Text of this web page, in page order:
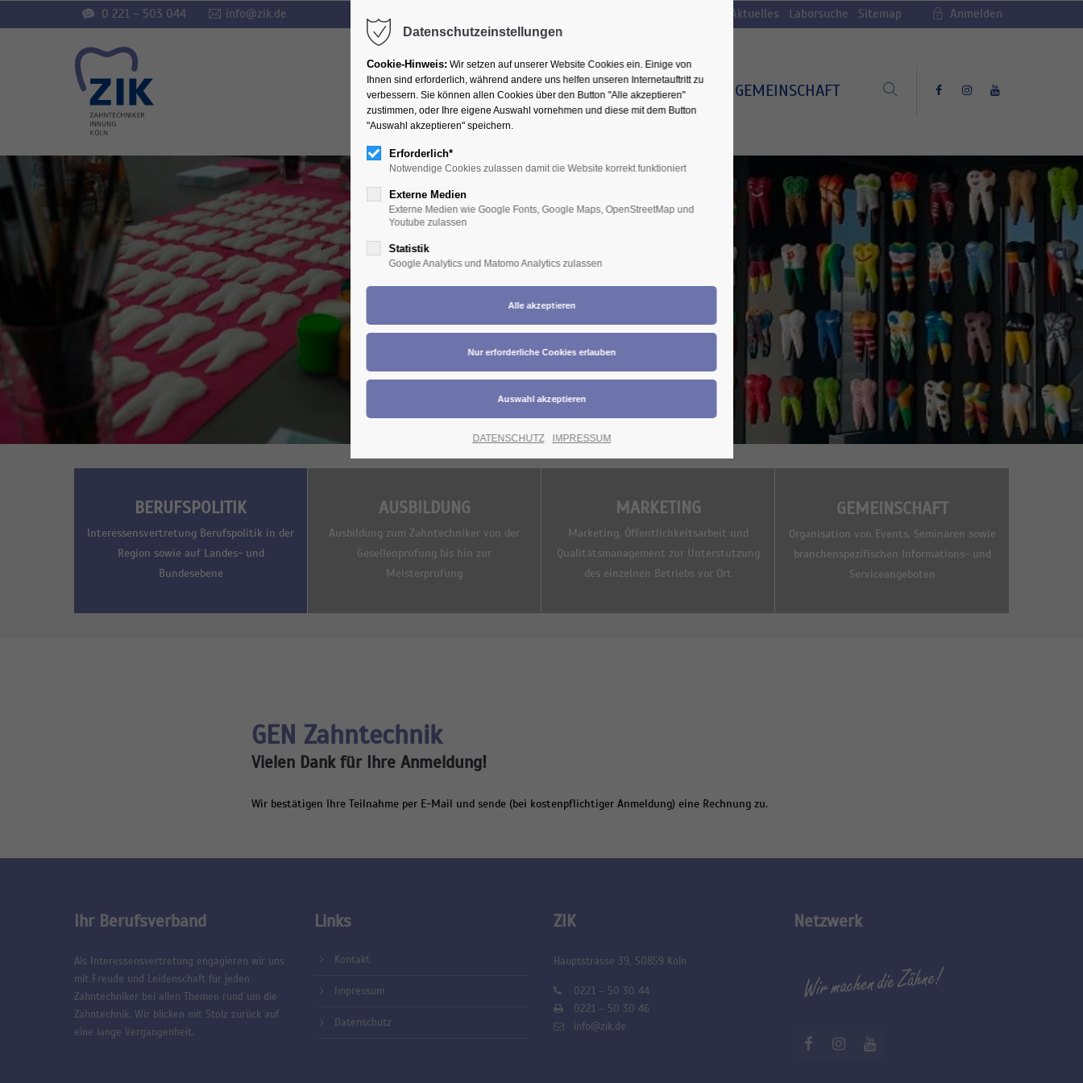
0 221 – 503 044 info@zik.de Aktuelles Laborsuche Sitemap Anmelden
BERUFSPOLITIK AUSBILDUNG MARKETING GEMEINSCHAFT
BERUFSPOLITIK
Interessensvertretung Berufspolitik in der
Region sowie auf Landes- und
Bundesebene
AUSBILDUNG
Ausbildung zum Zahntechniker von der
Gesellenprüfung bis hin zur
Meisterprüfung
MARKETING
Marketing, Öffentlichkeitsarbeit und
Qualitätsmanagement zur Unterstützung
des einzelnen Betriebs vor Ort
GEMEINSCHAFT
Organisation von Events, Seminaren sowie
branchenspezifischen Informations- und
Serviceangeboten
GEN Zahntechnik
Vielen Dank für Ihre Anmeldung!
Wir bestätigen Ihre Teilnahme per E-Mail und sende (bei kostenpflichtiger Anmeldung) eine Rechnung zu.
Ihr Berufsverband
Als Interessensvertretung engagieren wir uns
mit Freude und Leidenschaft für jeden
Zahntechniker bei allen Themen rund um die
Zahntechnik. Wir blicken mit Stolz zurück auf
eine lange Vergangenheit.
Links
Kontakt
Impressum
Datenschutz
ZIK
Hauptstrasse 39, 50859 Köln
0221 – 50 30 44
0221 – 50 30 46
info@zik.de
Netzwerk
Datenschutzeinstellungen
Cookie-Hinweis: Wir setzen auf unserer Website Cookies ein. Einige von
Ihnen sind erforderlich, während andere uns helfen unseren Internetauftritt zu
verbessern. Sie können allen Cookies über den Button "Alle akzeptieren"
zustimmen, oder Ihre eigene Auswahl vornehmen und diese mit dem Button
"Auswahl akzeptieren" speichern.
Erforderlich*
Notwendige Cookies zulassen damit die Website korrekt funktioniert
Externe Medien
Externe Medien wie Google Fonts, Google Maps, OpenStreetMap und
Youtube zulassen
Statistik
Google Analytics und Matomo Analytics zulassen
DATENSCHUTZ IMPRESSUM